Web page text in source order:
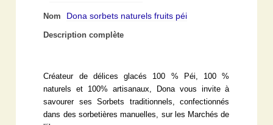
Nom Dona sorbets naturels fruits péi
Description complète
Créateur de délices glacés 100 % Péi, 100 %
naturels et 100% artisanaux, Dona vous invite à
savourer ses Sorbets traditionnels, confectionnés
dans des sorbetières manuelles, sur les Marchés de